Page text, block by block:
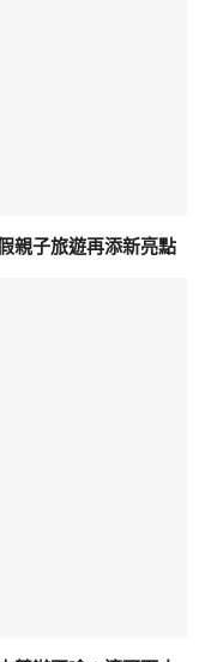
親子旅遊再添新亮點